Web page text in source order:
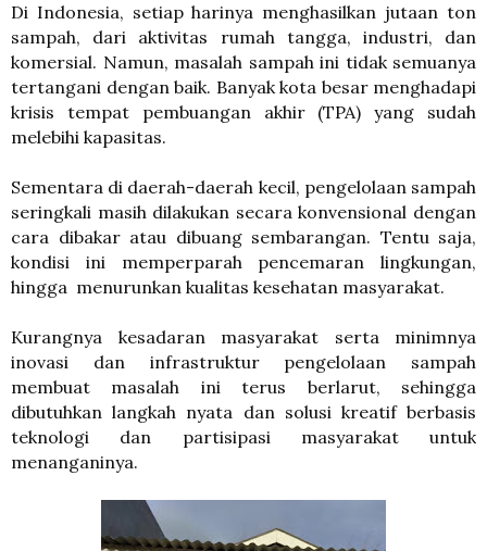
Di Indonesia, setiap harinya menghasilkan jutaan ton
sampah, dari aktivitas rumah tangga, industri, dan
komersial. Namun, masalah sampah ini tidak semuanya
tertangani dengan baik. Banyak kota besar menghadapi
krisis tempat pembuangan akhir (TPA) yang sudah
melebihi kapasitas.
Sementara di daerah-daerah kecil, pengelolaan sampah
seringkali masih dilakukan secara konvensional dengan
cara dibakar atau dibuang sembarangan. Tentu saja,
kondisi ini memperparah pencemaran lingkungan,
hingga menurunkan kualitas kesehatan masyarakat.
Kurangnya kesadaran masyarakat serta minimnya
inovasi dan infrastruktur pengelolaan sampah
membuat masalah ini terus berlarut, sehingga
dibutuhkan langkah nyata dan solusi kreatif berbasis
teknologi dan partisipasi masyarakat untuk
menanganinya.